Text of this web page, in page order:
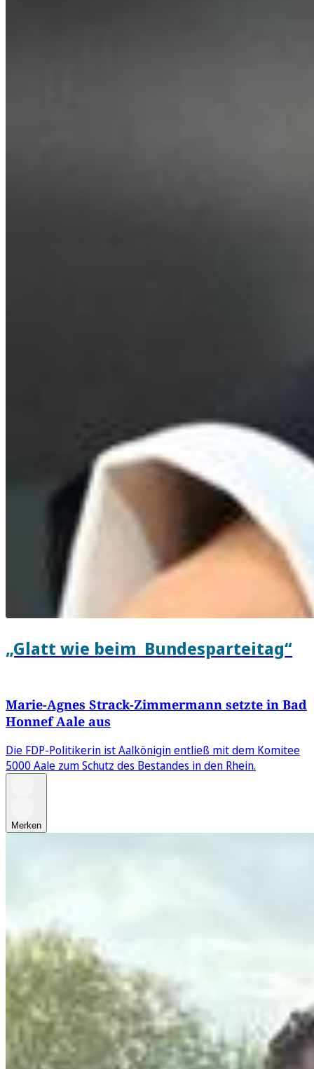
„Glatt wie beim Bundesparteitag“
Marie-Agnes Strack-Zimmermann setzte in Bad
Honnef Aale aus
Die FDP-Politikerin ist Aalkönigin entließ mit dem Komitee
5000 Aale zum Schutz des Bestandes in den Rhein.
Merken